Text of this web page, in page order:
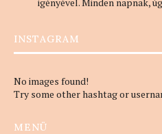
igényével. Minden napnak,
INSTAGRAM
No images found!
Try some other hashtag or
MENÜ